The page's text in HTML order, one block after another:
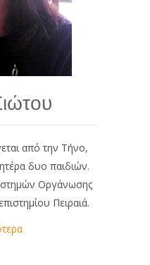
από την Τήνο,
δυο παιδιών.
Οργάνωσης
Πειραιά.